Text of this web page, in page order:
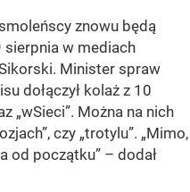
znowu będą
sierpnia w mediach
Minister spraw
dołączył kolaż z 10
„wSieci”. Można na nich
czy „trotylu”. „Mimo,
od początku” – dodał